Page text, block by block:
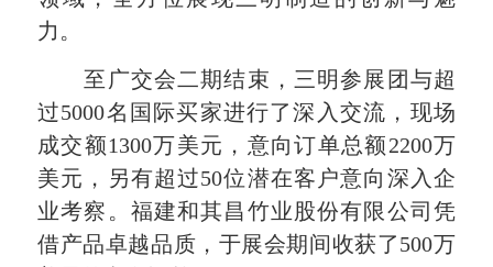
力。
至广交会二期结束，三明参展团与超
过5000名国际买家进行了深入交流，现场
成交额1300万美元，意向订单总额2200万
美元，另有超过50位潜在客户意向深入企
业考察。福建和其昌竹业股份有限公司凭
借产品卓越品质，于展会期间收获了500万